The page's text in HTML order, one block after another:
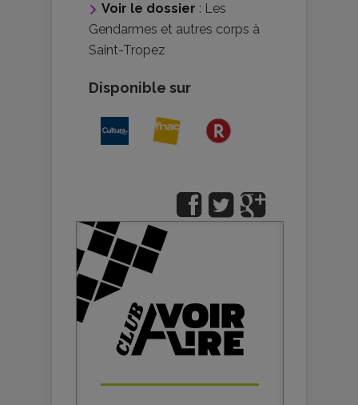
Voir le dossier : Les
Gendarmes et autres corps à
Saint-Tropez
Disponible sur